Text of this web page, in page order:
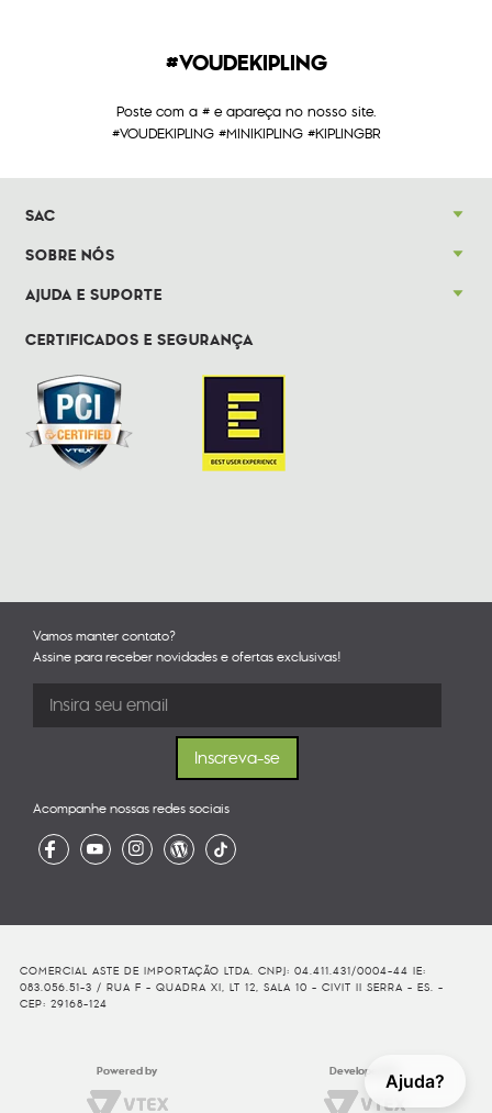
Ajuda?
#VOUDEKIPLING
Poste com a # e apareça no nosso site.
#VOUDEKIPLING #MINIKIPLING #KIPLINGBR
SAC
SOBRE NÓS
AJUDA E SUPORTE
CERTIFICADOS E SEGURANÇA
Vamos manter contato?
Assine para receber novidades e ofertas exclusivas!
Acompanhe nossas redes sociais
COMERCIAL ASTE DE IMPORTAÇÃO LTDA. CNPJ: 04.411.431/0004-44 IE:
083.056.51-3 / RUA F - QUADRA XI, LT 12, SALA 10 - CIVIT II SERRA - ES. -
CEP: 29168-124
Powered by Developed By